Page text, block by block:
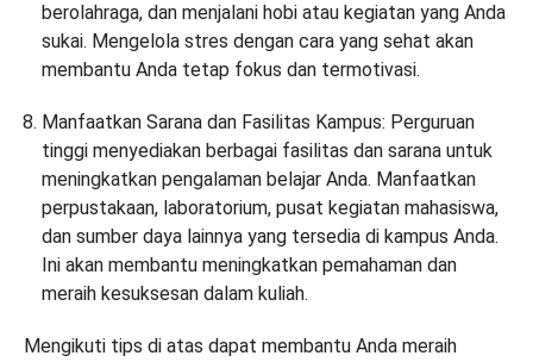
berolahraga, dan menjalani hobi atau kegiatan yang Anda
sukai. Mengelola stres dengan cara yang sehat akan
membantu Anda tetap fokus dan termotivasi.
Manfaatkan Sarana dan Fasilitas Kampus: Perguruan
tinggi menyediakan berbagai fasilitas dan sarana untuk
meningkatkan pengalaman belajar Anda. Manfaatkan
perpustakaan, laboratorium, pusat kegiatan mahasiswa,
dan sumber daya lainnya yang tersedia di kampus Anda.
Ini akan membantu meningkatkan pemahaman dan
meraih kesuksesan dalam kuliah.
Mengikuti tips di atas dapat membantu Anda meraih